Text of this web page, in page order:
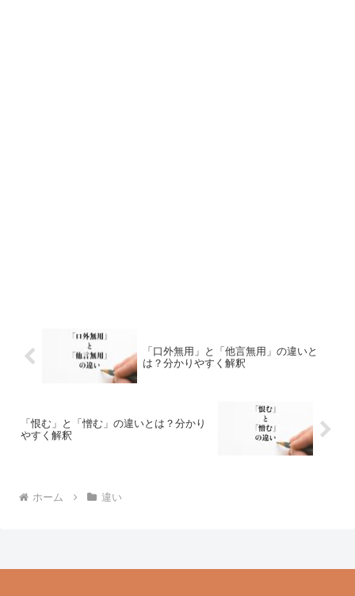
「口外無用」と「他言無用」の違いと
は？分かりやすく解釈
「恨む」と「憎む」の違いとは？分かり
やすく解釈
ホーム 違い